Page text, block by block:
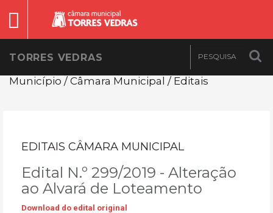
TORRES VEDRAS
Município / Câmara Municipal / Editais
EDITAIS CÂMARA MUNICIPAL
Edital N.º 299/2019 - Alteração
ao Alvará de Loteamento
Download do edital original